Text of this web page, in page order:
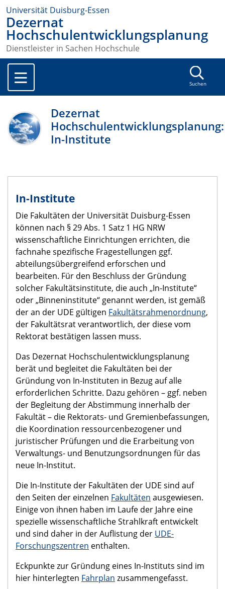
Universität Duisburg-Essen
Dezernat
Hochschulentwicklungsplanung
Dienstleister in Sachen Hochschule
Suchen
Dezernat
Hochschulentwicklungsplanung:
In-Institute
In-Institute
Die Fakultäten der Universität Duisburg-Essen
können nach § 29 Abs. 1 Satz 1 HG NRW
wissenschaftliche Einrichtungen errichten, die
fachnahe spezifische Fragestellungen ggf.
abteilungsübergreifend erforschen und
bearbeiten. Für den Beschluss der Gründung
solcher Fakultätsinstitute, die auch „In-Institute“
oder „Binneninstitute“ genannt werden, ist gemäß
der an der UDE gültigen Fakultätsrahmenordnung,
der Fakultätsrat verantwortlich, der diese vom
Rektorat bestätigen lassen muss.
Das Dezernat Hochschulentwicklungsplanung
berät und begleitet die Fakultäten bei der
Gründung von In-Instituten in Bezug auf alle
erforderlichen Schritte. Dazu gehören – ggf. neben
der Begleitung der Abstimmung innerhalb der
Fakultät – die Rektorats- und Gremienbefassungen,
die Koordination ressourcenbezogener und
juristischer Prüfungen und die Erarbeitung von
Verwaltungs- und Benutzungsordnungen für das
neue In-Institut.
Die In-Institute der Fakultäten der UDE sind auf
den Seiten der einzelnen Fakultäten ausgewiesen.
Einige von ihnen haben im Laufe der Jahre eine
spezielle wissenschaftliche Strahlkraft entwickelt
und sind daher in der Auflistung der UDE-
Forschungszentren enthalten.
Eckpunkte zur Gründung eines In-Instituts sind im
hier hinterlegten Fahrplan zusammen­gefasst.